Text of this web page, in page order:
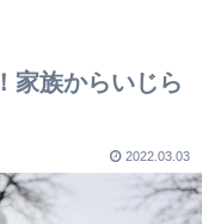
家族からいじら
2022.03.03